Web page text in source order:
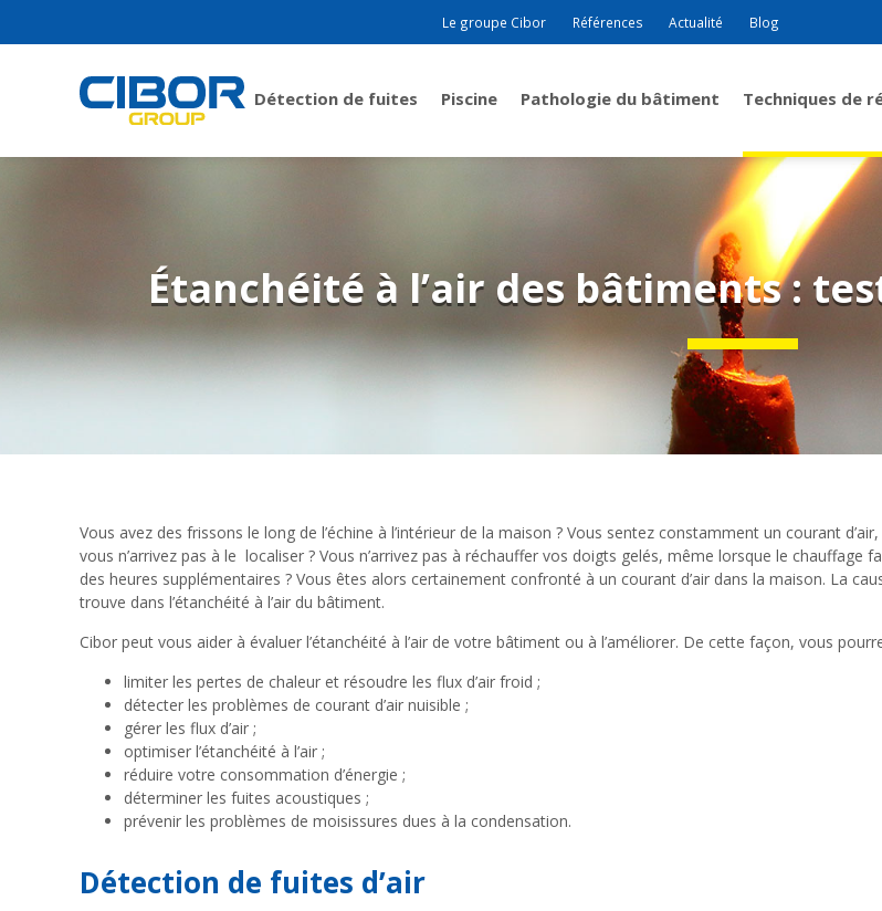
Le groupe Cibor Références Actualité Blog
Détection de fuites Piscine Pathologie du bâtiment Techniques de
Étanchéité à l’air des bâtiments :
Vous avez des frissons le long de l’échine à l’intérieur de la maison ? Vous sentez constamment un courant
vous n’arrivez pas à le localiser ? Vous n’arrivez pas à réchauffer vos doigts gelés, même lorsque le chauffage
des heures supplémentaires ? Vous êtes alors certainement confronté à un courant d’air dans la maison. La
trouve dans l’étanchéité à l’air du bâtiment.
Cibor peut vous aider à évaluer l’étanchéité à l’air de votre bâtiment ou à l’améliorer. De cette façon, vous
limiter les pertes de chaleur et résoudre les flux d’air froid ;
détecter les problèmes de courant d’air nuisible ;
gérer les flux d’air ;
optimiser l’étanchéité à l’air ;
réduire votre consommation d’énergie ;
déterminer les fuites acoustiques ;
prévenir les problèmes de moisissures dues à la condensation.
Détection de fuites d’air